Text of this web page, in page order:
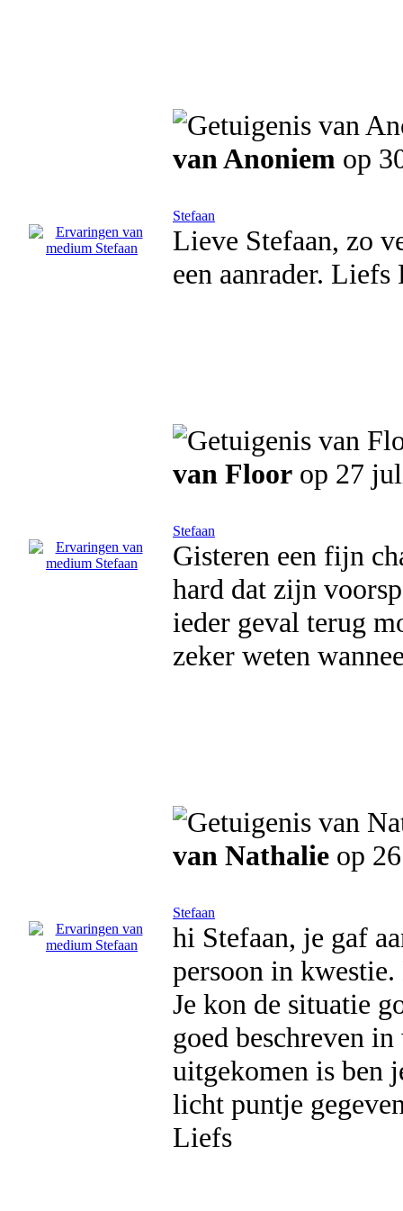
van Anoniem op
Stefaan
Lieve Stefaan, zo
een aanrader. Liefs
van Floor op 27
Stefaan
Gisteren een fijn
hard dat zijn
ieder geval terug
zeker weten
van Nathalie op
Stefaan
hi Stefaan, je gaf
persoon in
Je kon de situatie
goed beschreven
uitgekomen is ben
licht puntje
Liefs